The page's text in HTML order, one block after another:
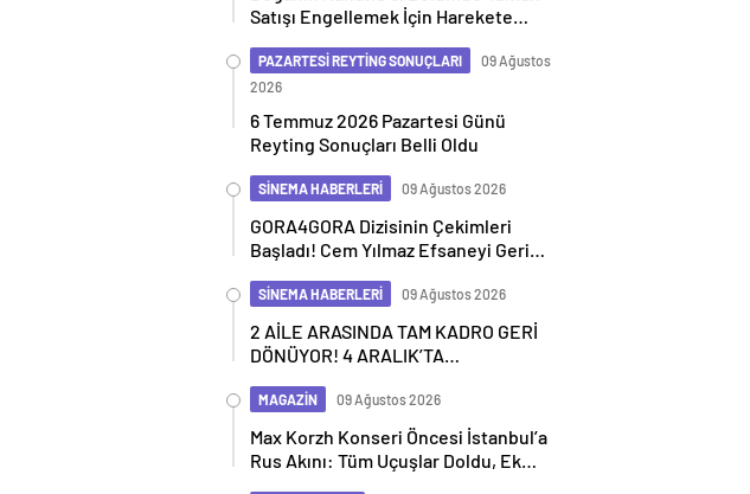
Satışı Engellemek İçin Harekete
PAZARTESİ REYTİNG SONUÇLARI
09 Ağustos
2026
6 Temmuz 2026 Pazartesi Günü
Reyting Sonuçları Belli Oldu
SİNEMA HABERLERİ 09 Ağustos 2026
GORA4GORA Dizisinin Çekimleri
Başladı! Cem Yılmaz Efsaneyi Geri
SİNEMA HABERLERİ 09 Ağustos 2026
2 AİLE ARASINDA TAM KADRO GERİ
DÖNÜYOR! 4 ARALIK’TA
MAGAZİN 09 Ağustos 2026
Max Korzh Konseri Öncesi İstanbul’a
Rus Akını: Tüm Uçuşlar Doldu, Ek